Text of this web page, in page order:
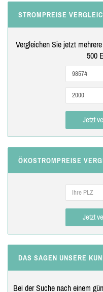
STROMPREISE
Vergleichen Sie jetzt
500
Jetzt
ÖKOSTROMPREISE
Jetzt
DAS SAGEN UNSERE
Bei der Suche nach einem